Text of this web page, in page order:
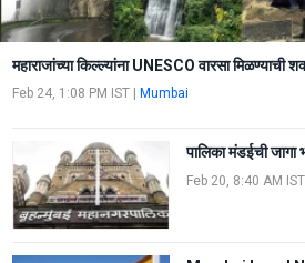
महाराजांच्या किल्ल्यांना UNESCO वारसा मिळण्याची
Feb 24, 1:08 PM IST Mumbai
पालिका मंडईची जागा
Feb 20, 8:40 AM IST